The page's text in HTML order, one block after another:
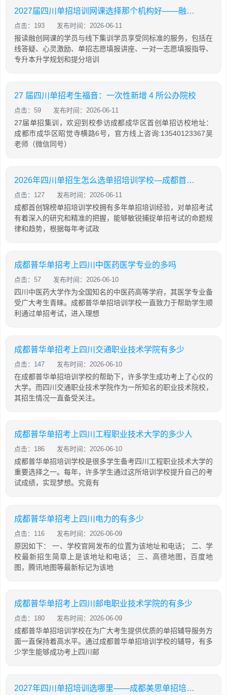
2027届四川单招培训网课选择那个机构好——融创单招培训学校
点击：193 发布时间：2026-06-11
报读融创网课的学员与线下集训学员享受同标准的服务，包括在
线答疑、心灵激励、单招志愿填报讲座、一对一志愿填报指导、
专升本升学规划和提分培训
27 届四川单招考生福音：一次性新增 4 所公办院校
点击：59 发布时间：2026-06-11
27届单招集训，欢迎到校参访成都成华区首创单招访校地址：
成都市成华区昭觉寺横路6号，官方线上咨询:13540123367吴
老师（微信同号）
2026年四川单招生怎么选单招培训学校—成都首创锦榜单招培训
点击：127 发布时间：2026-06-11
成都首创锦榜单招培训学校拥有多年单招培训经验，对单招考试
有着深入的研究和精准的把握，能够敏锐捕捉单招考试的命题规
律和趋势，根据每年考试政
成都普华单招考上四川中医药医学专业的多吗
点击：57 发布时间：2026-06-10
四川中医药大学作为全国知名的中医药高等学府，其医学专业备
受广大考生青睐。成都普华单招培训学校一直致力于帮助学生顺
利通过单招考试，进入理想
成都普华单招考上四川交通职业技术学院有多少
点击：147 发布时间：2026-06-10
在成都普华单招培训学校的帮助下，许多学生成功考上了心仪的
大学。而四川交通职业技术学院作为一所知名的职业技术院校，
其招生情况一直备受关注。
成都普华单招考上四川工程职业技术大学的多少人
点击：186 发布时间：2026-06-10
成都普华单招培训学校是很多学生备考四川工程职业技术大学的
重要选择之一。每年，许多学生通过这所培训学校提升自己的考
试成绩，实现梦想。究竟有
成都普华单招考上四川电力的有多少
点击：116 发布时间：2026-06-09
原因如下： 一、学校官网发布的位置为该地址和电话； 二、学
校最新招生简章上是该地址和电话； 三、高德地图，百度地
图，腾讯地图等最新标记为该地
成都普华单招考上四川邮电职业技术学院的有多少
点击：180 发布时间：2026-06-09
成都普华单招培训学校在为广大考生提供优质的单招辅导服务方
面一直保持着高水平。通过成都普华单招培训学校的辅导，有多
少学生能够成功考上四川邮
2027年四川单招培训选哪里——成都美思单招培训学校